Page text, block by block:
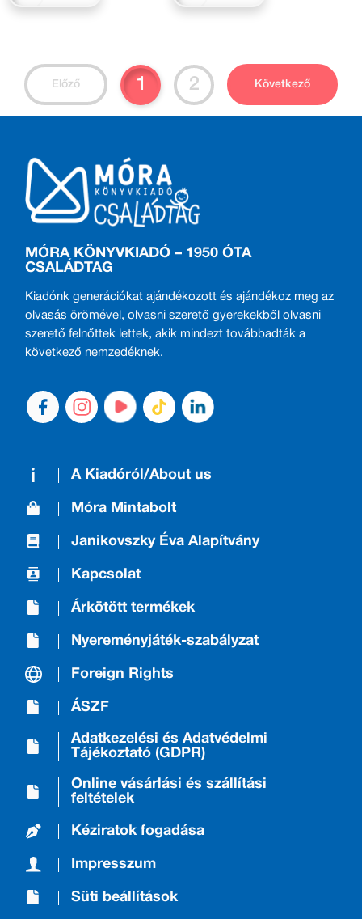
Előző 1 2 Következő
MÓRA KÖNYVKIADÓ – 1950 ÓTA
CSALÁDTAG
Kiadónk generációkat ajándékozott és ajándékoz meg az
olvasás örömével, olvasni szerető gyerekekből olvasni
szerető felnőttek lettek, akik mindezt továbbadták a
következő nemzedéknek.
A Kiadóról/About us
Móra Mintabolt
Janikovszky Éva Alapítvány
Kapcsolat
Árkötött termékek
Nyereményjáték-szabályzat
Foreign Rights
ÁSZF
Adatkezelési és Adatvédelmi
Tájékoztató (GDPR)
Online vásárlási és szállítási
feltételek
Kéziratok fogadása
Impresszum
Süti beállítások